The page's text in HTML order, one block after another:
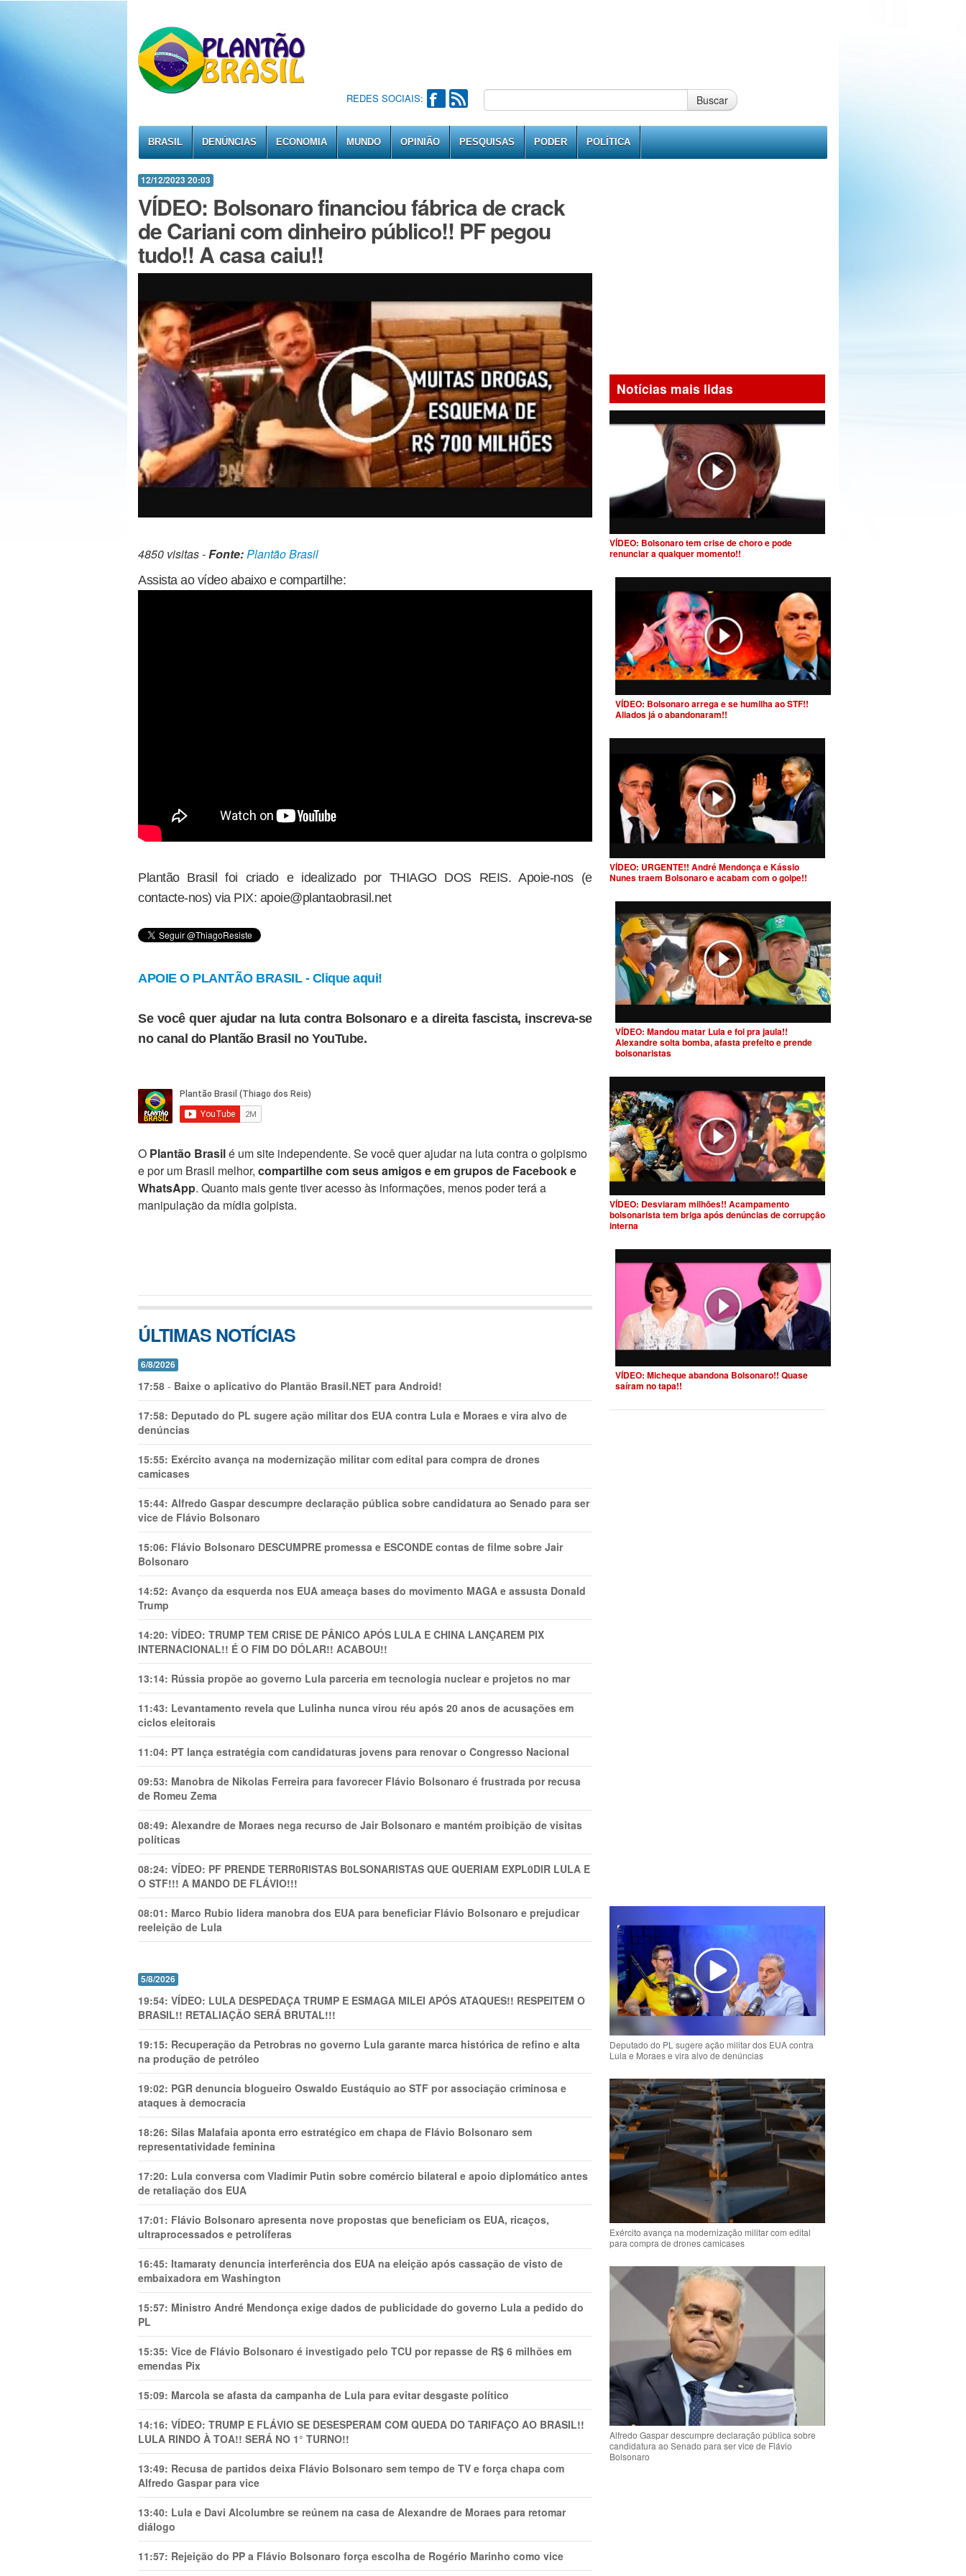
REDES SOCIAIS: Buscar
BRASIL DENÚNCIAS ECONOMIA MUNDO OPINIÃO PESQUISAS PODER POLÍTICA
12/12/2023 20:03
VÍDEO: Bolsonaro financiou fábrica de crack
de Cariani com dinheiro público!! PF pegou
tudo!! A casa caiu!!
4850 visitas -Fonte:Plantão Brasil
Assista ao vídeo abaixo e compartilhe:
Plantão Brasil foi criado e idealizado por THIAGO DOS REIS. Apoie-nos (e
contacte-nos) via PIX: apoie@plantaobrasil.net
APOIE O PLANTÃO BRASIL - Clique aqui!
Se você quer ajudar na luta contra Bolsonaro e a direita fascista, inscreva-se
no canal do Plantão Brasil no YouTube.
O Plantão Brasilé um site independente. Se você quer ajudar na luta contra o golpismo
e por um Brasil melhor, compartilhe com seus amigos e em grupos de Facebook e
WhatsApp. Quanto mais gente tiver acesso às informações, menos poder terá a
manipulação da mídia golpista.
ÚLTIMAS NOTÍCIAS
6/8/2026
17:58 - Baixe o aplicativo do Plantão Brasil.NET para Android!
17:58: Deputado do PL sugere ação militar dos EUA contra Lula e Moraes e vira alvo de
denúncias
15:55: Exército avança na modernização militar com edital para compra de drones
camicases
15:44: Alfredo Gaspar descumpre declaração pública sobre candidatura ao Senado para ser
vice de Flávio Bolsonaro
15:06: Flávio Bolsonaro DESCUMPRE promessa e ESCONDE contas de filme sobre Jair
Bolsonaro
14:52: Avanço da esquerda nos EUA ameaça bases do movimento MAGA e assusta Donald
Trump
14:20: VÍDEO: TRUMP TEM CRlSE DE PÂNlCO APÓS LULA E CHINA LANÇAREM PIX
INTERNACIONAL!! É O FIM DO DÓLAR!! ACABOU!!
13:14: Rússia propõe ao governo Lula parceria em tecnologia nuclear e projetos no mar
11:43: Levantamento revela que Lulinha nunca virou réu após 20 anos de acusações em
ciclos eleitorais
11:04: PT lança estratégia com candidaturas jovens para renovar o Congresso Nacional
09:53: Manobra de Nikolas Ferreira para favorecer Flávio Bolsonaro é frustrada por recusa
de Romeu Zema
08:49: Alexandre de Moraes nega recurso de Jair Bolsonaro e mantém proibição de visitas
políticas
08:24: VÍDEO: PF PRENDE TERR0RlSTAS B0LSONARlSTAS QUE QUERIAM EXPL0DlR LULA E
O STF!!! A MANDO DE FLÁVIO!!!
08:01: Marco Rubio lidera manobra dos EUA para beneficiar Flávio Bolsonaro e prejudicar
reeleição de Lula
5/8/2026
19:54: VÍDEO: LULA DESPEDAÇA TRUMP E ESMAGA MILEI APÓS ATAQUES!! RESPEITEM O
BRASIL!! RETALIAÇÃO SERÁ BRUTAL!!!
19:15: Recuperação da Petrobras no governo Lula garante marca histórica de refino e alta
na produção de petróleo
19:02: PGR denuncia blogueiro Oswaldo Eustáquio ao STF por associação criminosa e
ataques à democracia
18:26: Silas Malafaia aponta erro estratégico em chapa de Flávio Bolsonaro sem
representatividade feminina
17:20: Lula conversa com Vladimir Putin sobre comércio bilateral e apoio diplomático antes
de retaliação dos EUA
17:01: Flávio Bolsonaro apresenta nove propostas que beneficiam os EUA, ricaços,
ultraprocessados e petrolíferas
16:45: Itamaraty denuncia interferência dos EUA na eleição após cassação de visto de
embaixadora em Washington
15:57: Ministro André Mendonça exige dados de publicidade do governo Lula a pedido do
PL
15:35: Vice de Flávio Bolsonaro é investigado pelo TCU por repasse de R$ 6 milhões em
emendas Pix
15:09: Marcola se afasta da campanha de Lula para evitar desgaste político
14:16: VÍDEO: TRUMP E FLÁVIO SE DESESPERAM COM QUEDA DO TARIFAÇO AO BRASIL!!
LULA RINDO À TOA!! SERÁ NO 1° TURNO!!
13:49: Recusa de partidos deixa Flávio Bolsonaro sem tempo de TV e força chapa com
Alfredo Gaspar para vice
13:40: Lula e Davi Alcolumbre se reúnem na casa de Alexandre de Moraes para retomar
diálogo
11:57: Rejeição do PP a Flávio Bolsonaro força escolha de Rogério Marinho como vice
Notícias mais lidas
VÍDEO: Bolsonaro tem crise de choro e pode
renunciar a qualquer momento!!
VÍDEO: Bolsonaro arrega e se humilha ao STF!!
Aliados já o abandonaram!!
VÍDEO: URGENTE!! André Mendonça e Kássio
Nunes traem Bolsonaro e acabam com o golpe!!
VÍDEO: Mandou matar Lula e foi pra jaula!!
Alexandre solta bomba, afasta prefeito e prende
bolsonaristas
VÍDEO: Desviaram milhões!! Acampamento
bolsonarista tem briga após denúncias de corrupção
interna
VÍDEO: Micheque abandona Bolsonaro!! Quase
saíram no tapa!!
Deputado do PL sugere ação militar dos EUA contra
Lula e Moraes e vira alvo de denúncias
Exército avança na modernização militar com edital
para compra de drones camicases
Alfredo Gaspar descumpre declaração pública sobre
candidatura ao Senado para ser vice de Flávio
Bolsonaro